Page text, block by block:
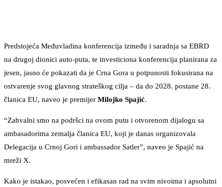
Predstojeća Međuvladina konferencija između i saradnja sa EBRD
na drugoj dionici auto-puta, te investiciona konferencija planirana za
jesen, jasno će pokazati da je Crna Gora u potpunosti fokusirana na
ostvarenje svog glavnog strateškog cilja – da do 2028. postane 28.
članica EU, naveo je premijer Milojko Spajić.
“Zahvalni smo na podršci na ovom putu i otvorenom dijalogu sa
ambasadorima zemalja članica EU, koji je danas organizovala
Delegacija u Crnoj Gori i ambassador Satler”, naveo je Spajić na
mreži X.
Kako je istakao, posvećen i efikasan rad na svim nivoima i apsolutni